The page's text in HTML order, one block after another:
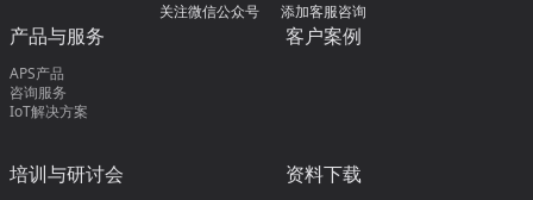
关注微信公众号 添加客服咨询
产品与服务
APS产品
咨询服务
IoT解决方案
客户案例
培训与研讨会 资料下载